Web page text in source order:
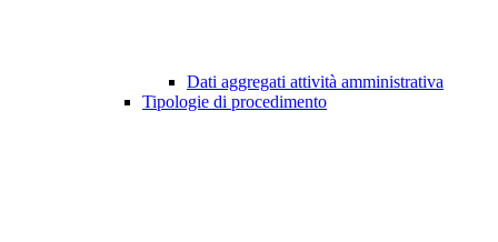
Dati aggregati attività amministrativa
Tipologie di procedimento